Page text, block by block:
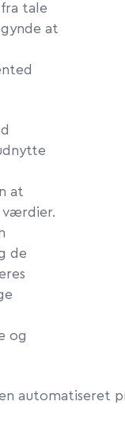
tale
at
at
værdier.
de
og
automatiseret